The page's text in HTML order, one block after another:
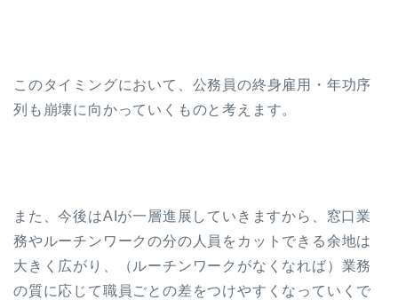
このタイミングにおいて、公務員の終身雇用・年功序
列も崩壊に向かっていくものと考えます。
また、今後はAIが一層進展していきますから、窓口業
務やルーチンワークの分の人員をカットできる余地は
大きく広がり、（ルーチンワークがなくなれば）業務
の質に応じて職員ごとの差をつけやすくなっていくで